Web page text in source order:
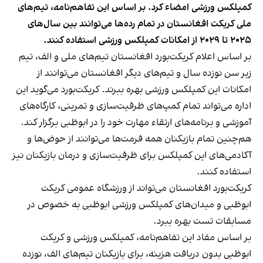
کمپلکس ورزشی امضاء کرد. بر اساس این تفاهم‌نامه، تیم‌های
ملی کریکت افغانستان در تمام رده‌ها می‌توانند بین سال‌های
٢٠٢٥ تا ٢٠٢٩ از امکانات کمپلکس ورزشی استفاده کنند.
بر اساس اعلام کریکت‌بورد افغانستان تیم‌های ملی و الف، تیم
زیر سن نوزده سال و تیم‌های دیگر افغانستان می‌توانند از
امکانات این کمپلکس ورزشی بهره ببرند. کریکت‌بورد می‌گوید این
اداره می‌تواند تمام کمپ‌های ظرفیت‌سازی و تمرینی، کارگاه‌های
آموزشی و برنامه‌های ارتقاء مهارت خود را در ابوظبی برگزار کند.
هم‌چنین تمام بازیکنان همه فرمت‌ها می‌توانند از حوض‌ها و
آکادمی‌های این کمپلکس برای ظرفیت‌سازی و درمان بازیکنان نیز
استفاده کنند.
کریکت‌بورد افغانستان می‌تواند از ورزشگاه عمومی کریکت
ابوظبی و میدان‌های کمپلکس ورزشی ابوظبی به خصوص در
مسابقات تست بهره ببرد.
بر اساس مفاد این تفاهم‌نامه، کمپلکس ورزشی و کریکت
ابوظبی بدون دریافت هزینه، برای بازیکنان تیم‌های الف، نوزده